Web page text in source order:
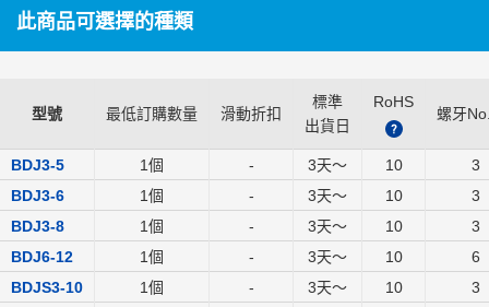
此商品可選擇的種類
型號 最低訂購數量 滑動折扣
標準
出貨日
RoHS
螺牙
BDJ3-5 1個 - 3天～ 10
3
BDJ3-6
1個 - 3天～ 10
3
BDJ3-8
1個 - 3天～ 10
3
BDJ6-12
1個 - 3天～ 10
6
BDJS3-10
1個 - 3天～ 10 3